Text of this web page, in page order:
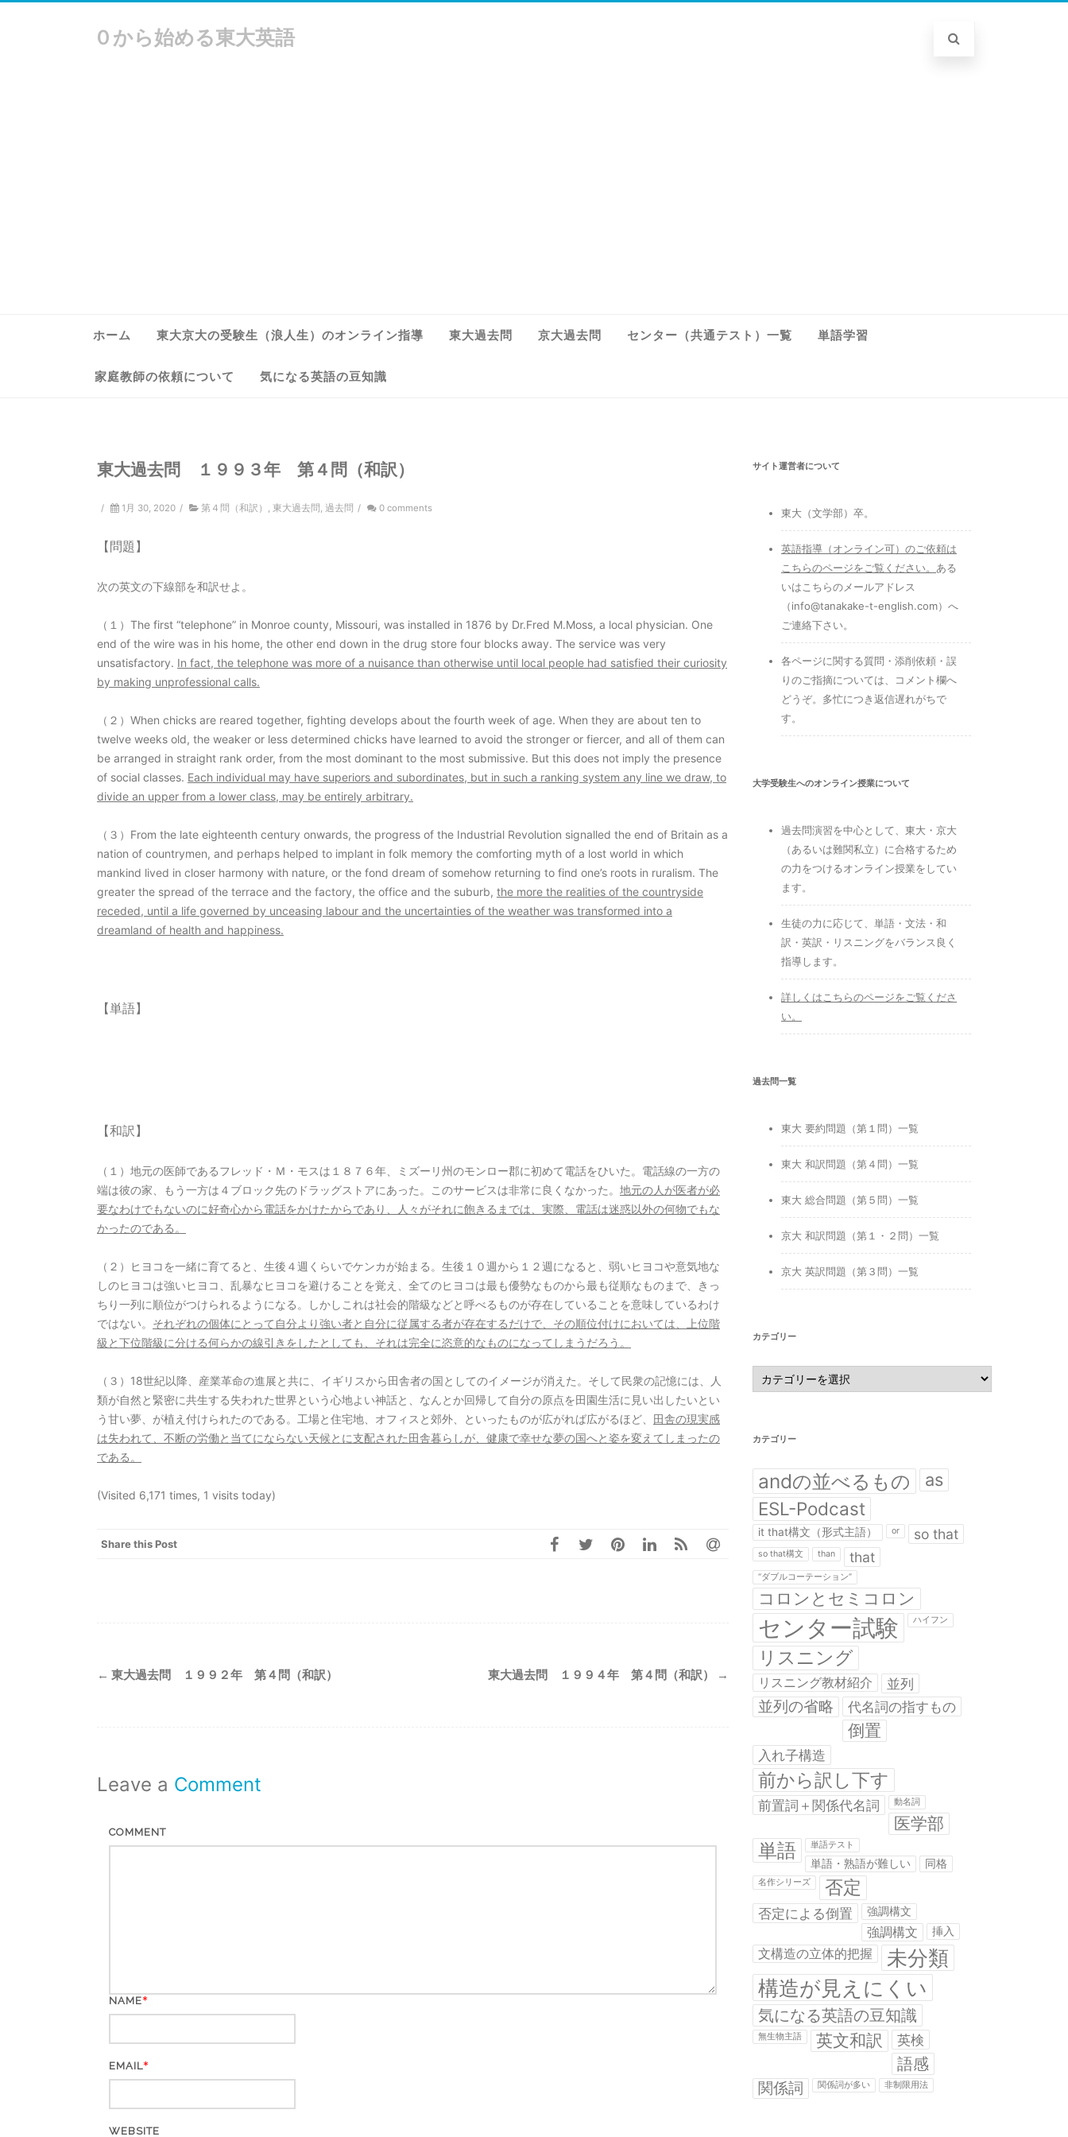
０から始める東大英語
ホーム 東大京大の受験生（浪人生）のオンライン指導 東大過去問 京大過去問 センター（共通テスト）一覧 単語学習
家庭教師の依頼について 気になる英語の豆知識
東大過去問 １９９３年 第４問（和訳）
/ 1月 30, 2020 / 第４問（和訳） , 東大過去問 , 過去問 / 0 comments
【問題】
次の英文の下線部を和訳せよ。
（１）The first “telephone” in Monroe county, Missouri, was installed in 1876 by Dr.Fred M.Moss, a local physician. One
end of the wire was in his home, the other end down in the drug store four blocks away. The service was very
unsatisfactory. In fact, the telephone was more of a nuisance than otherwise until local people had satisfied their curiosity
by making unprofessional calls.
（２）When chicks are reared together, fighting develops about the fourth week of age. When they are about ten to
twelve weeks old, the weaker or less determined chicks have learned to avoid the stronger or fiercer, and all of them can
be arranged in straight rank order, from the most dominant to the most submissive. But this does not imply the presence
of social classes. Each individual may have superiors and subordinates, but in such a ranking system any line we draw, to
divide an upper from a lower class, may be entirely arbitrary.
（３）From the late eighteenth century onwards, the progress of the Industrial Revolution signalled the end of Britain as a
nation of countrymen, and perhaps helped to implant in folk memory the comforting myth of a lost world in which
mankind lived in closer harmony with nature, or the fond dream of somehow returning to find one’s roots in ruralism. The
greater the spread of the terrace and the factory, the office and the suburb, the more the realities of the countryside
receded, until a life governed by unceasing labour and the uncertainties of the weather was transformed into a
dreamland of health and happiness.
【単語】
【和訳】
（１）地元の医師であるフレッド・Ｍ・モスは１８７６年、ミズーリ州のモンロー郡に初めて電話をひいた。電話線の一方の
端は彼の家、もう一方は４ブロック先のドラッグストアにあった。このサービスは非常に良くなかった。 地元の人が医者が必
要なわけでもないのに好奇心から電話をかけたからであり、人々がそれに飽きるまでは、実際、電話は迷惑以外の何物でもな
かったのである。
（２）ヒヨコを一緒に育てると、生後４週くらいでケンカが始まる。生後１０週から１２週になると、弱いヒヨコや意気地な
しのヒヨコは強いヒヨコ、乱暴なヒヨコを避けることを覚え、全てのヒヨコは最も優勢なものから最も従順なものまで、きっ
ちり一列に順位がつけられるようになる。しかしこれは社会的階級などと呼べるものが存在していることを意味しているわけ
ではない。 それぞれの個体にとって自分より強い者と自分に従属する者が存在するだけで、その順位付けにおいては、上位階
級と下位階級に分ける何らかの線引きをしたとしても、それは完全に恣意的なものになってしまうだろう。
（３）18世紀以降、産業革命の進展と共に、イギリスから田舎者の国としてのイメージが消えた。そして民衆の記憶には、人
類が自然と緊密に共生する失われた世界という心地よい神話と、なんとか回帰して自分の原点を田園生活に見い出したいとい
う甘い夢、が植え付けられたのである。工場と住宅地、オフィスと郊外、といったものが広がれば広がるほど、 田舎の現実感
は失われて、不断の労働と当てにならない天候とに支配された田舎暮らしが、健康で幸せな夢の国へと姿を変えてしまったの
である。
(Visited 6,171 times, 1 visits today)
Share this Post
Post
← 東大過去問 １９９２年 第４問（和訳） 東大過去問 １９９４年 第４問（和訳） →
Leave a Comment
COMMENT
NAME*
EMAIL*
WEBSITE
サイト運営者について
東大（文学部）卒。
英語指導（オンライン可）のご依頼は
こちらのページをご覧ください。 ある
いはこちらのメールアドレス
（info@tanakake-t-english.com）へ
ご連絡下さい。
各ページに関する質問・添削依頼・誤
りのご指摘については、コメント欄へ
どうぞ。多忙につき返信遅れがちで
す。
大学受験生へのオンライン授業について
過去問演習を中心として、東大・京大
（あるいは難関私立）に合格するため
の力をつけるオンライン授業をしてい
ます。
生徒の力に応じて、単語・文法・和
訳・英訳・リスニングをバランス良く
指導します。
詳しくはこちらのページをご覧くださ
い。
過去問一覧
東大 要約問題（第１問）一覧
東大 和訳問題（第４問）一覧
東大 総合問題（第５問）一覧
京大 和訳問題（第１・２問）一覧
京大 英訳問題（第３問）一覧
カテゴリー
カ
テ
ゴ
カテゴリー
andの並べるもの as
ESL-Podcast
it that構文（形式主語） or so that
so that構文 than that
“ダブルコーテーション”
コロンとセミコロン
センター試験 ハイフン
リスニング
リスニング教材紹介 並列
並列の省略 代名詞の指すもの
倒置
入れ子構造
前から訳し下す
前置詞＋関係代名詞 動名詞
医学部
単語 単語テスト
単語・熟語が難しい 同格
名作シリーズ 否定
否定による倒置 強調構文
強調構文 挿入
文構造の立体的把握 未分類
構造が見えにくい
気になる英語の豆知識
無生物主語 英文和訳 英検
語感
関係詞 関係詞が多い 非制限用法